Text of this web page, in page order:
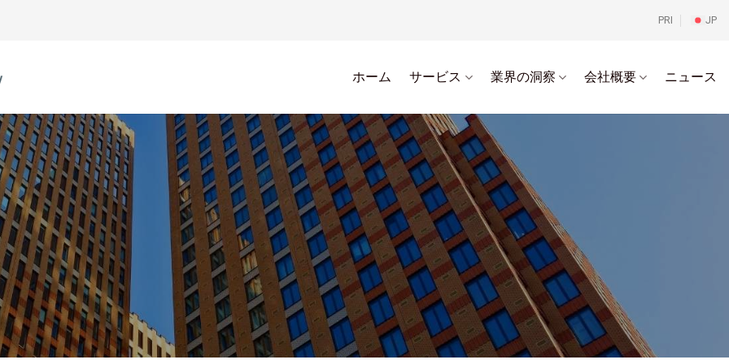
PRI JP
ホーム サービス 業界の洞察 会社概要 ニュース